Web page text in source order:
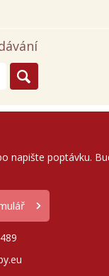
napište poptávku.